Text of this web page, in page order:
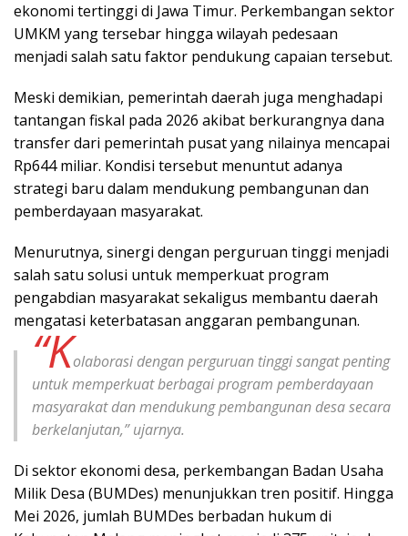
ekonomi tertinggi di Jawa Timur. Perkembangan sektor
UMKM yang tersebar hingga wilayah pedesaan
menjadi salah satu faktor pendukung capaian tersebut.
Meski demikian, pemerintah daerah juga menghadapi
tantangan fiskal pada 2026 akibat berkurangnya dana
transfer dari pemerintah pusat yang nilainya mencapai
Rp644 miliar. Kondisi tersebut menuntut adanya
strategi baru dalam mendukung pembangunan dan
pemberdayaan masyarakat.
Menurutnya, sinergi dengan perguruan tinggi menjadi
salah satu solusi untuk memperkuat program
pengabdian masyarakat sekaligus membantu daerah
mengatasi keterbatasan anggaran pembangunan.
“Kolaborasi dengan perguruan tinggi sangat penting
untuk memperkuat berbagai program pemberdayaan
masyarakat dan mendukung pembangunan desa secara
berkelanjutan,” ujarnya.
Di sektor ekonomi desa, perkembangan Badan Usaha
Milik Desa (BUMDes) menunjukkan tren positif. Hingga
Mei 2026, jumlah BUMDes berbadan hukum di